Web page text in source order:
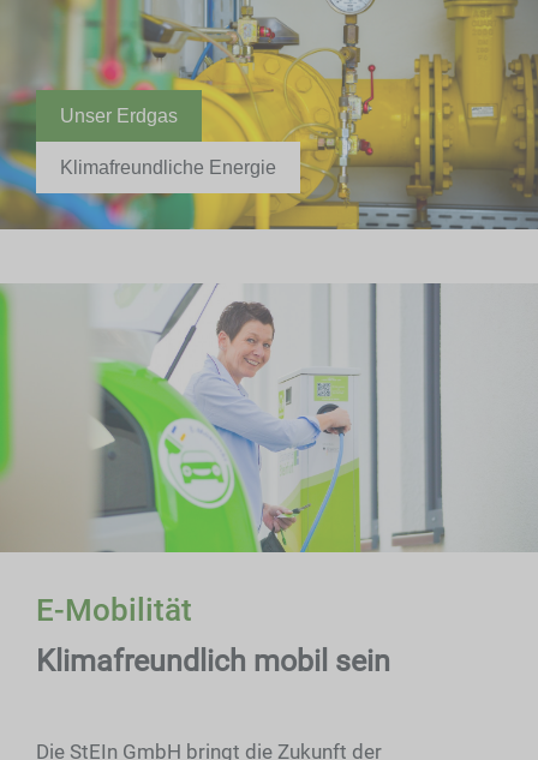
Unser Erdgas
Klimafreundliche Energie
E-Mobilität
Klimafreundlich mobil sein
Die StEIn GmbH bringt die Zukunft der